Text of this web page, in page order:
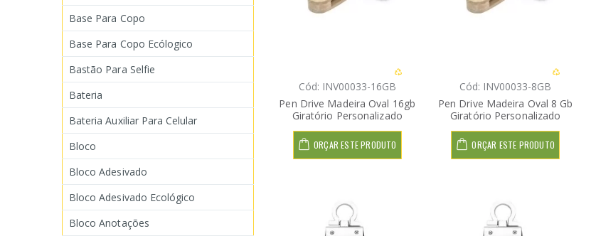
Cód: INV00033-16GB
Pen Drive Madeira Oval 16gb
Giratório Personalizado
ORÇAR ESTE PRODUTO
Cód: INV00033-8GB
Pen Drive Madeira Oval 8 Gb
Giratório Personalizado
ORÇAR ESTE PRODUTO
Base Para Copo
Base Para Copo Ecólogico
Bastão Para Selfie
Bateria
Bateria Auxiliar Para Celular
Bloco
Bloco Adesivado
Bloco Adesivado Ecológico
Bloco Anotações